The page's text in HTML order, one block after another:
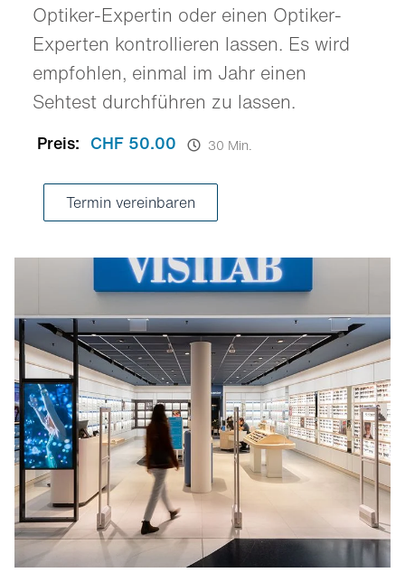
Optiker-Expertin oder einen Optiker-
Experten kontrollieren lassen. Es wird
empfohlen, einmal im Jahr einen
Sehtest durchführen zu lassen.
Preis: CHF 50.00 30 Min.
Termin vereinbaren